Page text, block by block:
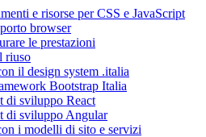
e risorse per CSS e JavaScript
browser
le prestazioni
riuso
il design system .italia
Bootstrap Italia
di sviluppo React
di sviluppo Angular
i modelli di sito e servizi